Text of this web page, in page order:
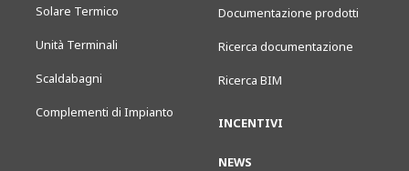
Solare Termico
Unità Terminali
Scaldabagni
Complementi di Impianto
Documentazione prodotti
Ricerca documentazione
Ricerca BIM
INCENTIVI
NEWS